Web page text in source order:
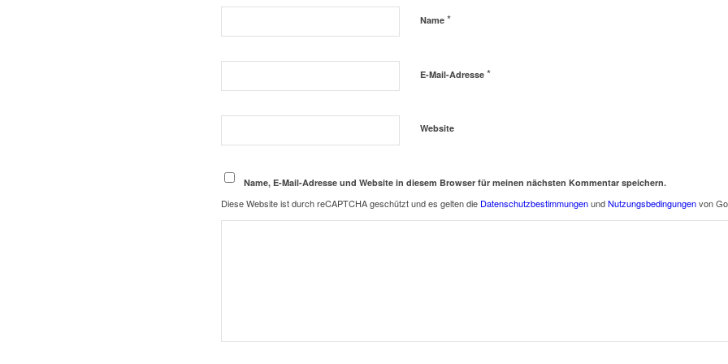
Name *
E-Mail-Adresse *
Website
Name, E-Mail-Adresse und Website in diesem Browser für meinen nächsten Kommentar speichern.
Diese Website ist durch reCAPTCHA geschützt und es gelten die DatenschutzbestimmungenundNutzungsbedingungenvon